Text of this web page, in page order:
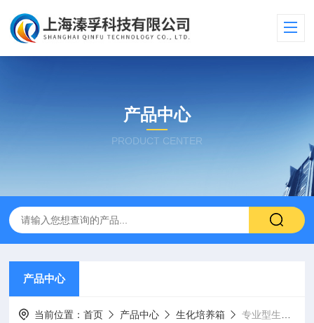
产品中心
PRODUCT CENTER
产品中心
当前位置：首页 产品中心 生化培养箱 专业型生化培养箱